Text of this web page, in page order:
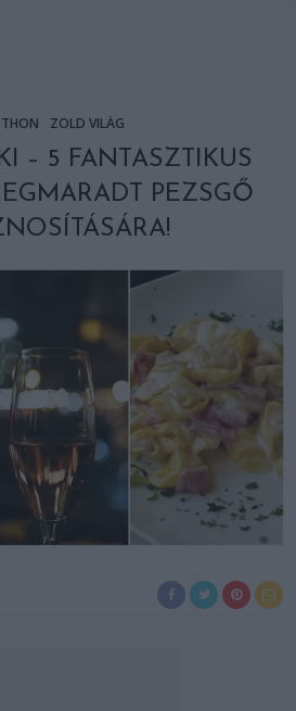
ZÖLD VILÁG
– 5 FANTASZTIKUS
PEZSGŐ